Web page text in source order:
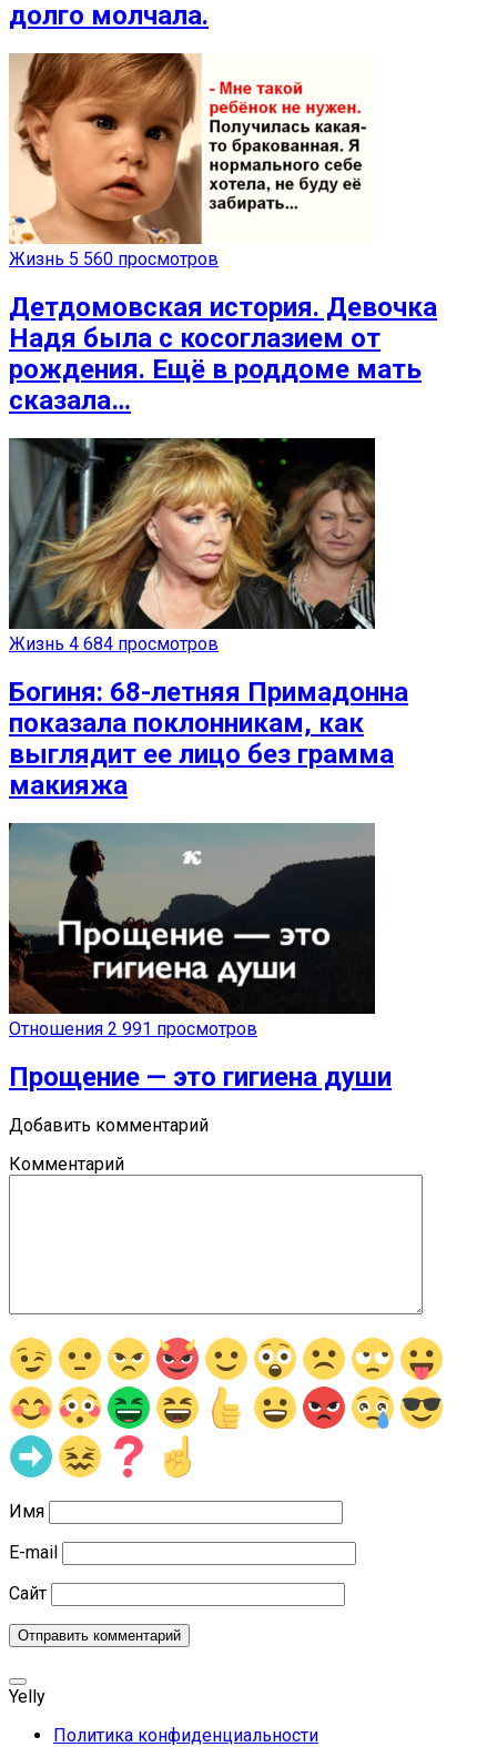
долго молчала.
Жизнь 5 560 просмотров
Детдомовская история. Девочка
Надя была с косоглазием от
рождения. Ещё в роддоме мать
сказала…
Жизнь 4 684 просмотров
Богиня: 68-летняя Примадонна
показала поклонникам, как
выглядит ее лицо без грамма
макияжа
Отношения 2 991 просмотров
Прощение — это гигиена души
Добавить комментарий
Комментарий
Имя
E-mail
Сайт
Yelly
Политика конфиденциальности